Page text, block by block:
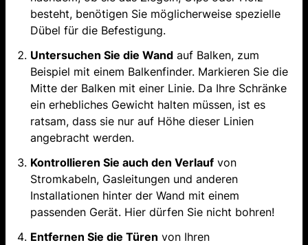
besteht, benötigen Sie möglicherweise spezielle
Dübel für die Befestigung.
Untersuchen Sie die Wand auf Balken, zum
Beispiel mit einem Balkenfinder. Markieren Sie die
Mitte der Balken mit einer Linie. Da Ihre Schränke
ein erhebliches Gewicht halten müssen, ist es
ratsam, dass sie nur auf Höhe dieser Linien
angebracht werden.
Kontrollieren Sie auch den Verlauf von
Stromkabeln, Gasleitungen und anderen
Installationen hinter der Wand mit einem
passenden Gerät. Hier dürfen Sie nicht bohren!
Entfernen Sie die Türen von Ihren